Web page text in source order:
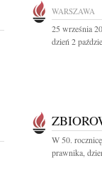
WARSZAWA
25 września
dzień 2
W 50.
prawnika,